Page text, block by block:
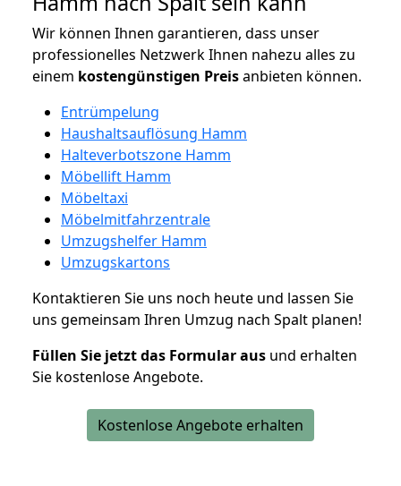
Wir können Ihnen garantieren, dass unser
professionelles Netzwerk Ihnen nahezu alles zu
einem kostengünstigen Preisanbieten können.
Entrümpelung
Haushaltsauflösung Hamm
Halteverbotszone Hamm
Möbellift Hamm
Möbeltaxi
Möbelmitfahrzentrale
Umzugshelfer Hamm
Umzugskartons
Kontaktieren Sie uns noch heute und lassen Sie
uns gemeinsam Ihren Umzug nach Spalt planen!
Füllen Sie jetzt das Formular aus und erhalten
Sie kostenlose Angebote.
Kostenlose Angebote erhalten